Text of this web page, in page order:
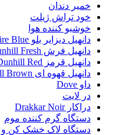
خمیر دندان
خود تراش ژیلت
خوشبو کننده هوا
دانهیل دیزایر بلو Dunhill Desire Blue
دانهیل فرش Alfred dunhill Fresh
دانهیل قرمز Dunhill Red
دانهیل قهوه ای Dunhill Brown
داو Dove
در لایت
دراکار Drakkar Noir
دستگاه گرم کننده موم
دستگاه لاک خشک کن و UV